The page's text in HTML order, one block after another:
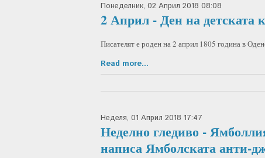
Понеделник, 02 Април 2018 08:08
2 Април - Ден на детската
Писателят е роден на 2 април 1805 година в
Read more...
Неделя, 01 Април 2018 17:47
Неделно гледиво -
написа Ямболската анти-